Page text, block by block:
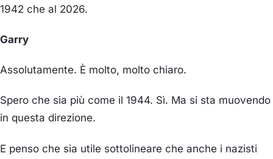
1942 che al 2026.
Garry
Assolutamente. È molto, molto chiaro.
Spero che sia più come il 1944. Sì. Ma si sta muovendo
in questa direzione.
E penso che sia utile sottolineare che anche i nazisti